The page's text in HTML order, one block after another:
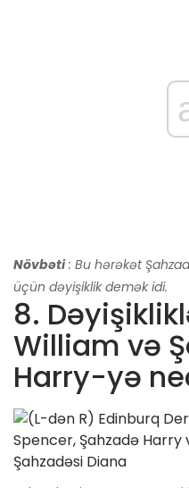
Növbəti : Bu hərəkət
üçün dəyişiklik demək idi.
8.
William və
Harry-yə